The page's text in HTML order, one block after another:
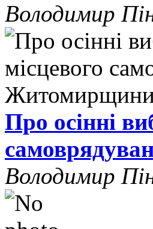
Володимир
Про осінні
Володимир